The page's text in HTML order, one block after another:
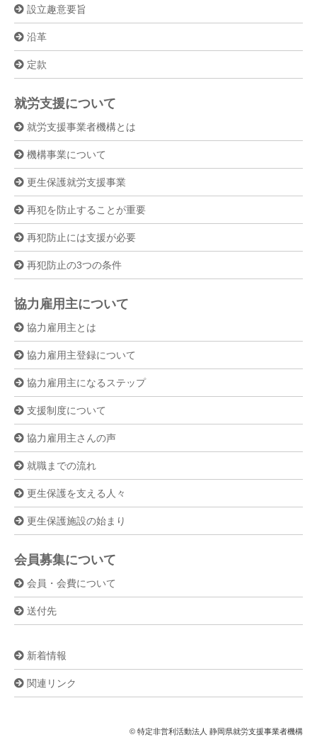
設立趣意要旨
沿革
定款
就労支援について
就労支援事業者機構とは
機構事業について
更生保護就労支援事業
再犯を防止することが重要
再犯防止には支援が必要
再犯防止の3つの条件
協力雇用主について
協力雇用主とは
協力雇用主登録について
協力雇用主になるステップ
支援制度について
協力雇用主さんの声
就職までの流れ
更生保護を支える人々
更生保護施設の始まり
会員募集について
会員・会費について
送付先
新着情報
関連リンク
© 特定非営利活動法人 静岡県就労支援事業者機構